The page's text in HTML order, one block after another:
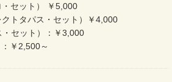
セット） ￥5,000
トタパス・セット）￥4,000
セット）：￥3,000
￥2,500～